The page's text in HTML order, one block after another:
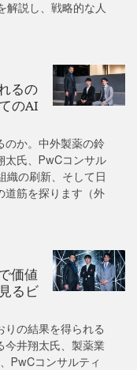
解説し、戦略的な人
るの
のAI
のか。中外製薬の鈴
太氏、PwCコンサル
織の刷新、そして日
道筋を探ります（外
価値
るビ
りの結果を得られる
今井翔太氏、製薬業
PwCコンサルティ